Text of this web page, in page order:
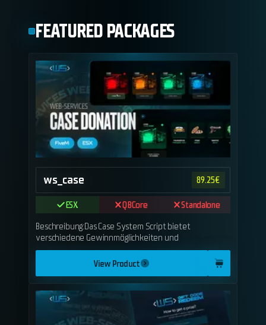
FEATURED PACKAGES
ws_case 89.25€
ESX QBCore
Standalone
Beschreibung:Das Case System Script bietet
verschiedene Gewinnmöglichkeiten und
View Product